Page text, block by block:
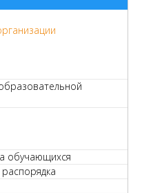
обучающихся